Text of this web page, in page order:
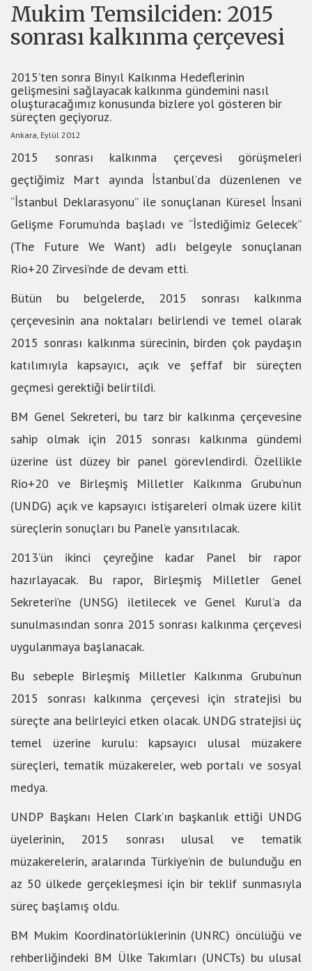
Mukim Temsilciden: 2015
sonrası kalkınma çerçevesi
2015’ten sonra Binyıl Kalkınma Hedeflerinin
gelişmesini sağlayacak kalkınma gündemini nasıl
oluşturacağımız konusunda bizlere yol gösteren bir
süreçten geçiyoruz.
Ankara, Eylül 2012
2015 sonrası kalkınma çerçevesi görüşmeleri
geçtiğimiz Mart ayında İstanbul’da düzenlenen ve
“İstanbul Deklarasyonu” ile sonuçlanan Küresel İnsani
Gelişme Forumu’nda başladı ve “İstediğimiz Gelecek”
(The Future We Want) adlı belgeyle sonuçlanan
Rio+20 Zirvesi’nde de devam etti.
Bütün bu belgelerde, 2015 sonrası kalkınma
çerçevesinin ana noktaları belirlendi ve temel olarak
2015 sonrası kalkınma sürecinin, birden çok paydaşın
katılımıyla kapsayıcı, açık ve şeffaf bir süreçten
geçmesi gerektiği belirtildi.
BM Genel Sekreteri, bu tarz bir kalkınma çerçevesine
sahip olmak için 2015 sonrası kalkınma gündemi
üzerine üst düzey bir panel görevlendirdi. Özellikle
Rio+20 ve Birleşmiş Milletler Kalkınma Grubu’nun
(UNDG) açık ve kapsayıcı istişareleri olmak üzere kilit
süreçlerin sonuçları bu Panel’e yansıtılacak.
2013’ün ikinci çeyreğine kadar Panel bir rapor
hazırlayacak. Bu rapor, Birleşmiş Milletler Genel
Sekreteri’ne (UNSG) iletilecek ve Genel Kurul’a da
sunulmasından sonra 2015 sonrası kalkınma çerçevesi
uygulanmaya başlanacak.
Bu sebeple Birleşmiş Milletler Kalkınma Grubu’nun
2015 sonrası kalkınma çerçevesi için stratejisi bu
süreçte ana belirleyici etken olacak. UNDG stratejisi üç
temel üzerine kurulu: kapsayıcı ulusal müzakere
süreçleri, tematik müzakereler, web portalı ve sosyal
medya.
UNDP Başkanı Helen Clark’ın başkanlık ettiği UNDG
üyelerinin, 2015 sonrası ulusal ve tematik
müzakerelerin, aralarında Türkiye’nin de bulunduğu en
az 50 ülkede gerçekleşmesi için bir teklif sunmasıyla
süreç başlamış oldu.
BM Mukim Koordinatörlüklerinin (UNRC) öncülüğü ve
rehberliğindeki BM Ülke Takımları (UNCTs) bu ulusal